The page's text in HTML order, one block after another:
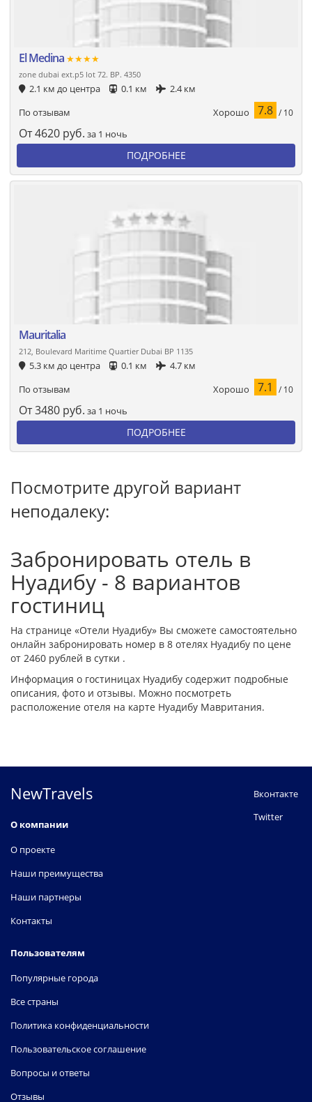
El Medina ★★★★
zone dubai ext.p5 lot 72. BP. 4350
2.1 км до центра 0.1 км
2.4 км
По отзывам
Хорошо 7.8 / 10
От4620 руб. за 1 ночь
ПОДРОБНЕЕ
Mauritalia
212, Boulevard Maritime Quartier Dubai BP 1135
5.3 км до центра 0.1 км
4.7 км
По отзывам
Хорошо 7.1 / 10
От3480 руб. за 1 ночь
ПОДРОБНЕЕ
Посмотрите другой вариант
неподалеку:
Забронировать отель в
Нуадибу - 8 вариантов
гостиниц
На странице «Отели Нуадибу» Вы сможете самостоятельно
онлайн забронировать номер в 8 отелях Нуадибу по цене
от 2460 рублей в сутки .
Информация о гостиницах Нуадибу содержит подробные
описания, фото и отзывы. Можно посмотреть
расположение отеля на карте Нуадибу Мавритания.
NewTravels
О компании
О проекте
Наши преимущества
Наши партнеры
Контакты
Пользователям
Популярные города
Все страны
Политика конфиденциальности
Пользовательское соглашение
Вопросы и ответы
Отзывы
Вконтакте
Twitter